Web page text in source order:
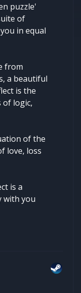
puzzle'
of
in equal
from
a beautiful
is the
of logic,
of the
love, loss
is a
with you